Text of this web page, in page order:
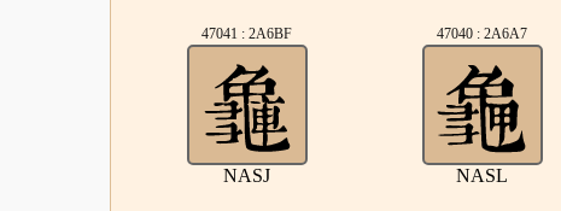
47041 : 2A6BF
NASJ
47040 : 2A6A7
NASL